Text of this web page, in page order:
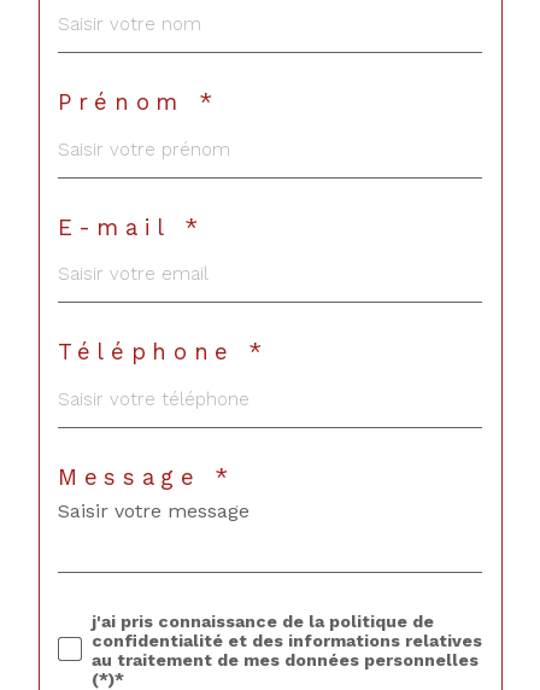
Prénom *
E-mail *
Téléphone *
Message *
j'ai pris connaissance de la politique de
confidentialité et des informations relatives
au traitement de mes données personnelles
(*)*